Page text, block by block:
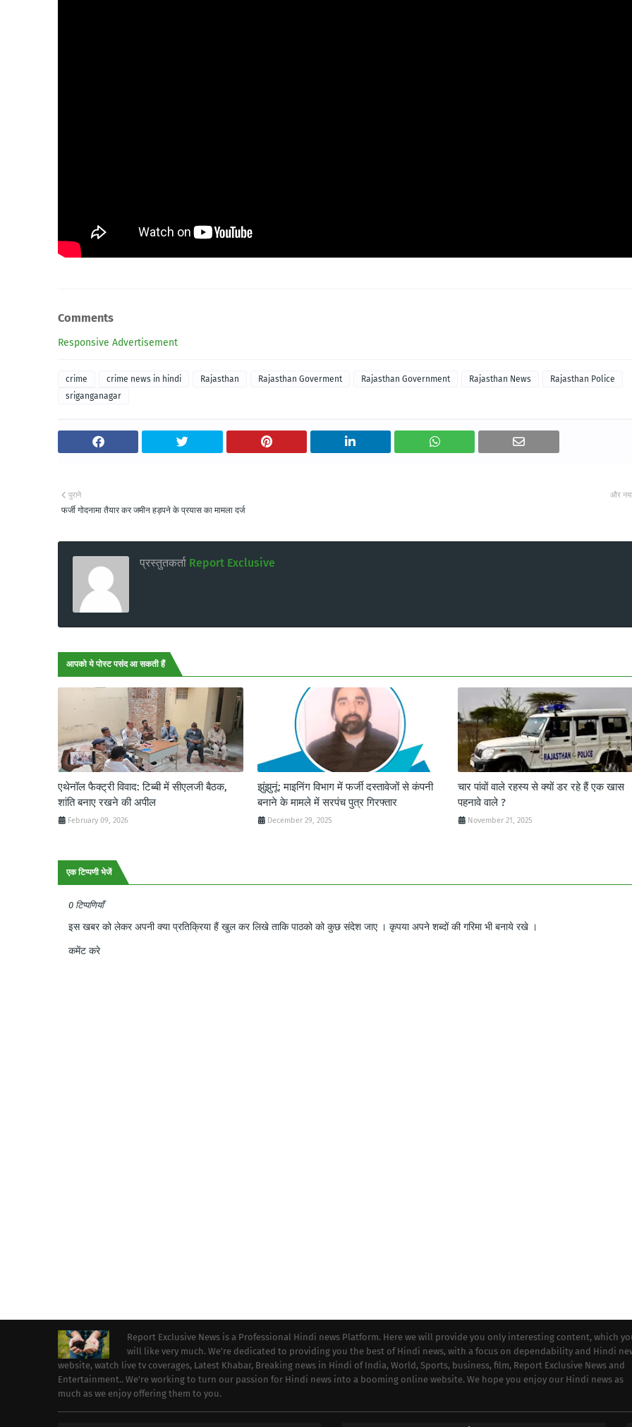
Comments
Responsive Advertisement
crime crime news in hindi Rajasthan Rajasthan Goverment Rajasthan Government Rajasthan News
Rajasthan Police
sriganganagar
और नया
पुराने
फर्जी गोदनामा तैयार कर जमीन हड़पने के प्रयास का मामला दर्ज
प्रस्तुतकर्ता Report Exclusive
आपको ये पोस्ट पसंद आ सकती हैं
एथेनॉल फैक्ट्री विवाद: टिब्बी में सीएलजी बैठक,
शांति बनाए रखने की अपील
February 09, 2026
झुंझुनूं: माइनिंग विभाग में फर्जी दस्तावेजों से कंपनी
बनाने के मामले में सरपंच पुत्र गिरफ्तार
December 29, 2025
चार पांवों वाले रहस्य से क्यों डर रहे हैं एक खास
पहनावे वाले ?
November 21, 2025
एक टिप्पणी भेजें
0 टिप्पणियाँ
इस खबर को लेकर अपनी क्या प्रतिक्रिया हैं खुल कर लिखे ताकि पाठको को कुछ संदेश जाए । कृपया अपने शब्दों की गरिमा भी बनाये रखे ।
कमेंट करे
Report Exclusive News is a Professional Hindi news Platform. Here we will provide you only interesting content, which
will like very much. We're dedicated to providing you the best of Hindi news, with a focus on dependability and Hindi
website, watch live tv coverages, Latest Khabar, Breaking news in Hindi of India, World, Sports, business, film, Report Exclusive News and
Entertainment.. We're working to turn our passion for Hindi news into a booming online website. We hope you enjoy our Hindi news as
much as we enjoy offering them to you.